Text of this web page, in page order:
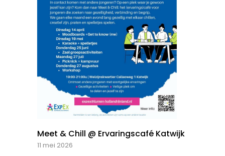
Meet & Chill @ Ervaringscafé Katwijk
11 mei 2026